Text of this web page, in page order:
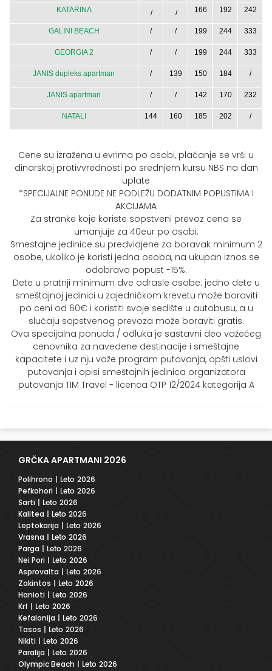
KATARINA / / 166 192 242
GALINI BEACH / / 199 244 333
GEORGIA 2 / / 199 244 333
JANIS dupleks apartman / 139 150 184 /
JANIS apartman / / 142 170 232
NATALI 144 160 185 202 /
Cene su izražena u evrima po osobi, plaćanje se vrši u
dinarskoj protivvrednosti po srednjem kursu NBS na dan
uplate
*SPECIJALNE PONUDE NE PODLEŽU DODATNIM POPUSTIMA I
AKCIJAMA
Za stranke koje koriste sopstveni prevoz cena se
umanjuje za 40eur po osobi.
Smestajne jedinice su predvidjene za boravak minimum 2
osobe, ukoliko je koristi jedna osoba, na ukupan iznos se
odobrava popust -15%.
Dete u pratnji minimum dve odrasle osobe: jedno dete u
smeštajnoj jedinici u zajedničkom krevetu može boraviti
po ceni od 60€ i koristiti svoje sedište u autobusu, a u
slučaju sopstvenog prevoza može boraviti gratis.
Ova specijalna ponuda / odluka je sastavni deo važećeg
cenovnika za navedene destinacije i smeštajne
kapacitete i uz nju važe program putovanja, opšti uslovi
putovanja i opisi smeštajnih jedinica organizatora
putovanja TIM Travel - licenca OTP 12/2024 kategorija A
GRČKA APARTMANI 2026
Polihrono | Leto 2026
Pefkohori | Leto 2026
Sarti | Leto 2026
Kalitea | Leto 2026
Leptokarija | Leto 2026
Vrasna | Leto 2026
Parga | Leto 2026
Nei Pori | Leto 2026
Asprovalta | Leto 2026
Zakintos | Leto 2026
Hanioti | Leto 2026
Krf | Leto 2026
Kefalonija | Leto 2026
Tasos | Leto 2026
Nikiti | Leto 2026
Paralija | Leto 2026
Olympic Beach | Leto 2026